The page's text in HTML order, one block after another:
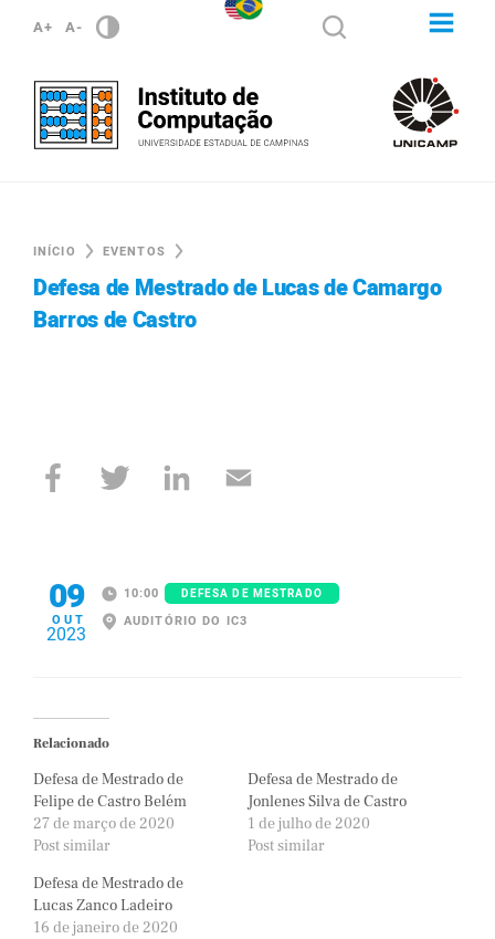
A+ A-
INÍCIO EVENTOS
Defesa de Mestrado de Lucas de Camargo
Barros de Castro
09
OUT
2023
10:00 DEFESA DE MESTRADO
AUDITÓRIO DO IC3
Relacionado
Defesa de Mestrado de
Felipe de Castro Belém
27 de março de 2020
Post similar
Defesa de Mestrado de
Jonlenes Silva de Castro
1 de julho de 2020
Post similar
Defesa de Mestrado de
Lucas Zanco Ladeiro
16 de janeiro de 2020